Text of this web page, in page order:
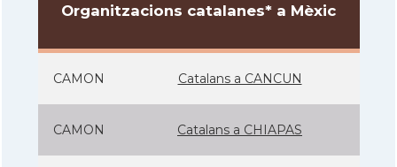
Organitzacions catalanes* a Mèxic
CAMON Catalans a CANCUN
CAMON Catalans a CHIAPAS